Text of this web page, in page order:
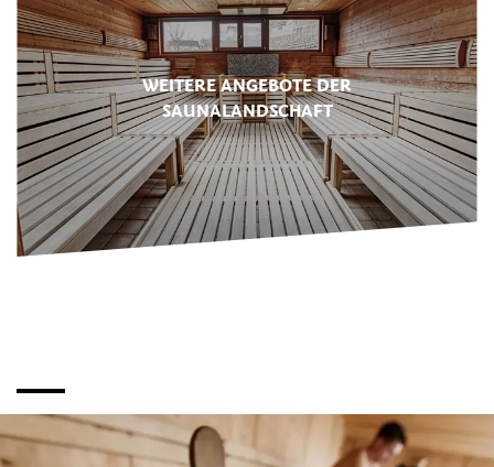
WEITERE ANGEBOTE DER
SAUNALANDSCHAFT